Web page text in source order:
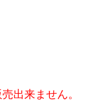
出来ません。